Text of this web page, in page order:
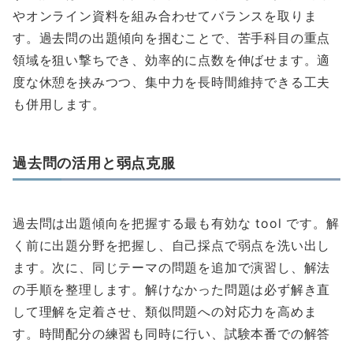
やオンライン資料を組み合わせてバランスを取りま
す。過去問の出題傾向を掴むことで、苦手科目の重点
領域を狙い撃ちでき、効率的に点数を伸ばせます。適
度な休憩を挟みつつ、集中力を長時間維持できる工夫
も併用します。
過去問の活用と弱点克服
過去問は出題傾向を把握する最も有効な tool です。解
く前に出題分野を把握し、自己採点で弱点を洗い出し
ます。次に、同じテーマの問題を追加で演習し、解法
の手順を整理します。解けなかった問題は必ず解き直
して理解を定着させ、類似問題への対応力を高めま
す。時間配分の練習も同時に行い、試験本番での解答